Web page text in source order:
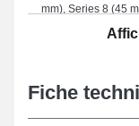
mm), Series 8 (45
mm) et bien
Apple Watch
Fiche